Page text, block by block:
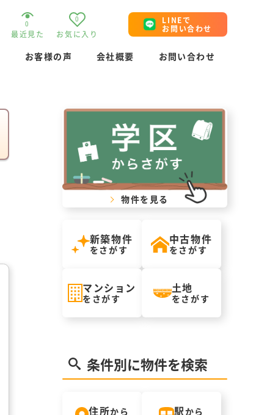
0
最近見た
0
お気に入り
LINEで
お問い合わせ
お客様の声 会社概要 お問い合わせ
物件を見る
新築物件
をさがす
中古物件
をさがす
マンション
をさがす
土地
をさがす
条件別に物件を検索
住所から
駅から